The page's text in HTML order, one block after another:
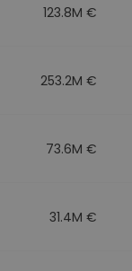
123.8M €
253.2M €
73.6M €
31.4M €